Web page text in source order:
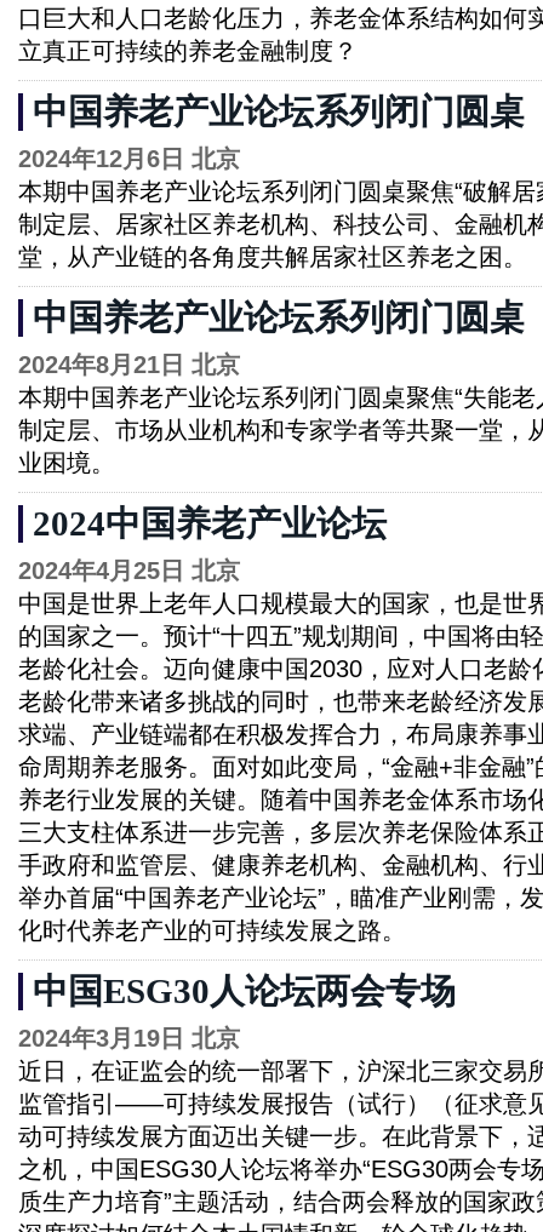
口巨大和人口老龄化压力，养老金体系结构如何
立真正可持续的养老金融制度？
中国养老产业论坛系列闭门圆桌
2024年12月6日 北京
本期中国养老产业论坛系列闭门圆桌聚焦“破解
制定层、居家社区养老机构、科技公司、金融机
堂，从产业链的各角度共解居家社区养老之困。
中国养老产业论坛系列闭门圆桌
2024年8月21日 北京
本期中国养老产业论坛系列闭门圆桌聚焦“失能
制定层、市场从业机构和专家学者等共聚一堂，
业困境。
2024中国养老产业论坛
2024年4月25日 北京
中国是世界上老年人口规模最大的国家，也是世
的国家之一。预计“十四五”规划期间，中国将由
老龄化社会。迈向健康中国2030，应对人口老
老龄化带来诸多挑战的同时，也带来老龄经济发
求端、产业链端都在积极发挥合力，布局康养事
命周期养老服务。面对如此变局，“金融+非金融
养老行业发展的关键。随着中国养老金体系市场
三大支柱体系进一步完善，多层次养老保险体系
手政府和监管层、健康养老机构、金融机构、行
举办首届“中国养老产业论坛”，瞄准产业刚需，
化时代养老产业的可持续发展之路。
中国ESG30人论坛两会专场
2024年3月19日 北京
近日，在证监会的统一部署下，沪深北三家交易
监管指引——可持续发展报告（试行）（征求意
动可持续发展方面迈出关键一步。在此背景下，
之机，中国ESG30人论坛将举办“ESG30两会专
质生产力培育”主题活动，结合两会释放的国家